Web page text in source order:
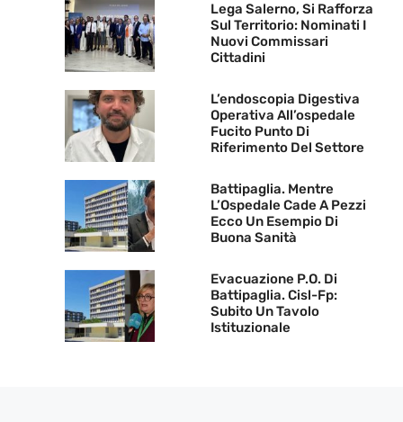
Lega Salerno, Si Rafforza
Sul Territorio: Nominati I
Nuovi Commissari
Cittadini
L’endoscopia Digestiva
Operativa All’ospedale
Fucito Punto Di
Riferimento Del Settore
Battipaglia. Mentre
L’Ospedale Cade A Pezzi
Ecco Un Esempio Di
Buona Sanità
Evacuazione P.O. Di
Battipaglia. Cisl-Fp:
Subito Un Tavolo
Istituzionale